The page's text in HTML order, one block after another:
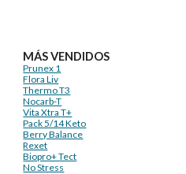
MÁS VENDIDOS
Prunex 1
Flora Liv
Thermo T3
Nocarb-T
Vita Xtra T+
Pack 5/14 Keto
Berry Balance
Rexet
Biopro+ Tect
No Stress